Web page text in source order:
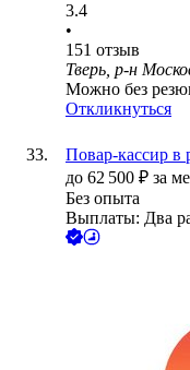
3.4
•
151 отзыв
Тверь, р-н
Можно без
Откликнуться
Повар-кассир в
до 62 500 ₽ за
Без опыта
Выплаты: Два